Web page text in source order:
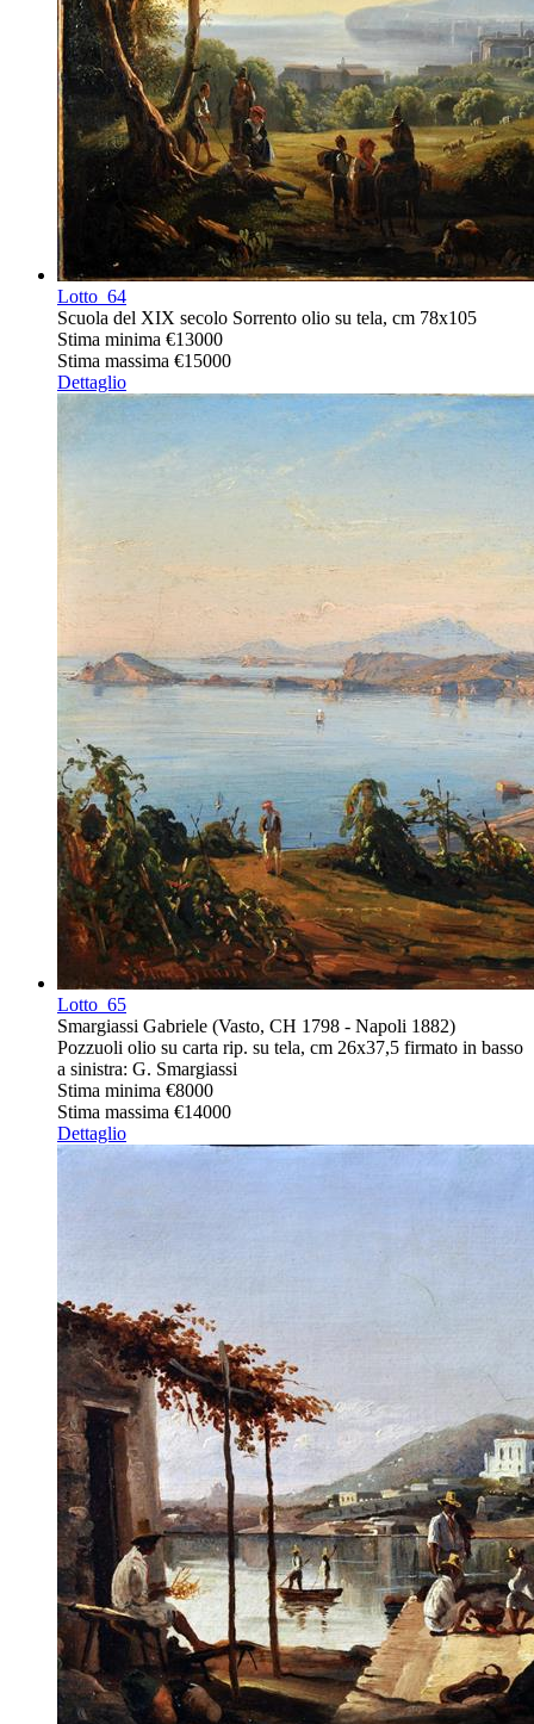
Lotto 64
Scuola del XIX secolo Sorrento olio su tela, cm 78x105
Stima minima €13000
Stima massima €15000
Dettaglio
Lotto 65
Smargiassi Gabriele (Vasto, CH 1798 - Napoli 1882)
Pozzuoli olio su carta rip. su tela, cm 26x37,5 firmato in basso
a sinistra: G. Smargiassi
Stima minima €8000
Stima massima €14000
Dettaglio